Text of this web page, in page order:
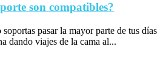
son compatibles?
pasar la mayor parte de tus días
dando viajes de la cama al...